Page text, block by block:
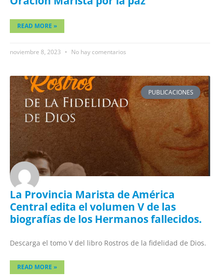
READ MORE »
noviembre 8, 2023 No hay comentarios
PUBLICACIONES
La Provincia Marista de América
Central edita el volumen V de las
biografías de los Hermanos fallecidos.
Descarga el tomo V del libro Rostros de la fidelidad de Dios.
READ MORE »